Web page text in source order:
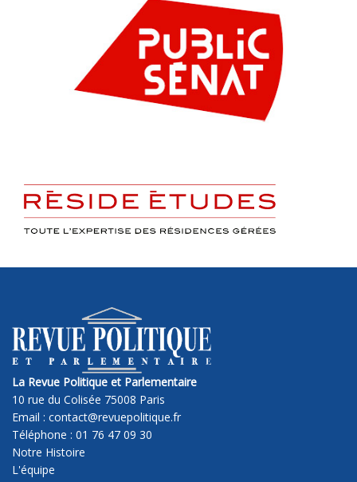
La Revue Politique et Parlementaire
10 rue du Colisée 75008 Paris
Email : contact@revuepolitique.fr
Téléphone : 01 76 47 09 30
Notre Histoire
L'équipe